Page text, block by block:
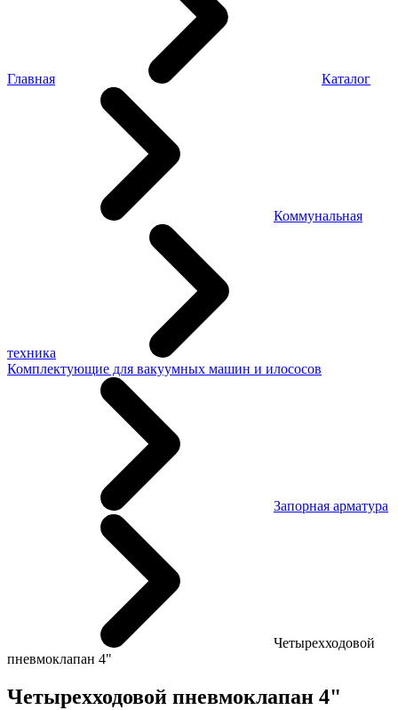
Главная Каталог
Коммунальная
техника
Комплектующие для вакуумных машин и илососов
Запорная арматура
Четырехходовой
пневмоклапан 4"
Четырехходовой пневмоклапан 4"